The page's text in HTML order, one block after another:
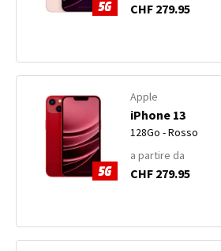
CHF 279.95
Apple
iPhone 13
128Go - Rosso
a partire da
CHF 279.95